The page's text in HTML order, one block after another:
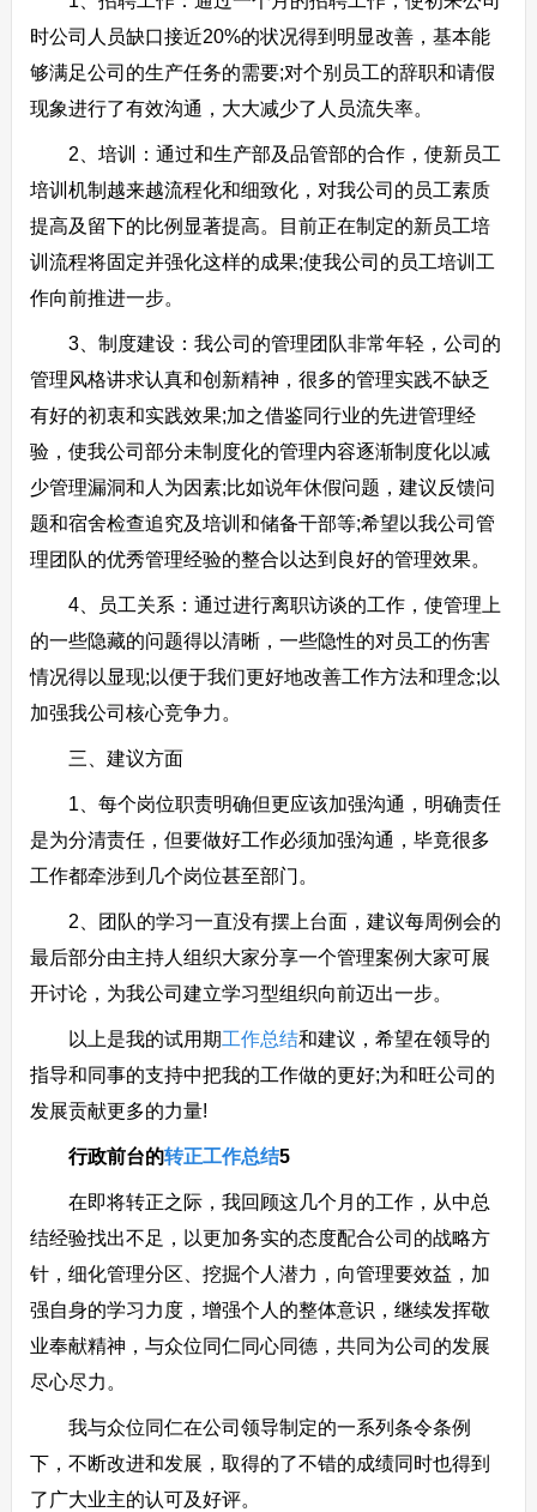
时公司人员缺口接近20%的状况得到明显改善，基本能
够满足公司的生产任务的需要;对个别员工的辞职和请假
现象进行了有效沟通，大大减少了人员流失率。
2、培训：通过和生产部及品管部的合作，使新员工
培训机制越来越流程化和细致化，对我公司的员工素质
提高及留下的比例显著提高。目前正在制定的新员工培
训流程将固定并强化这样的成果;使我公司的员工培训工
作向前推进一步。
3、制度建设：我公司的管理团队非常年轻，公司的
管理风格讲求认真和创新精神，很多的管理实践不缺乏
有好的初衷和实践效果;加之借鉴同行业的先进管理经
验，使我公司部分未制度化的管理内容逐渐制度化以减
少管理漏洞和人为因素;比如说年休假问题，建议反馈问
题和宿舍检查追究及培训和储备干部等;希望以我公司管
理团队的优秀管理经验的整合以达到良好的管理效果。
4、员工关系：通过进行离职访谈的工作，使管理上
的一些隐藏的问题得以清晰，一些隐性的对员工的伤害
情况得以显现;以便于我们更好地改善工作方法和理念;以
加强我公司核心竞争力。
三、建议方面
1、每个岗位职责明确但更应该加强沟通，明确责任
是为分清责任，但要做好工作必须加强沟通，毕竟很多
工作都牵涉到几个岗位甚至部门。
2、团队的学习一直没有摆上台面，建议每周例会的
最后部分由主持人组织大家分享一个管理案例大家可展
开讨论，为我公司建立学习型组织向前迈出一步。
以上是我的试用期工作总结和建议，希望在领导的
指导和同事的支持中把我的工作做的更好;为和旺公司的
发展贡献更多的力量!
行政前台的转正工作总结5
在即将转正之际，我回顾这几个月的工作，从中总
结经验找出不足，以更加务实的态度配合公司的战略方
针，细化管理分区、挖掘个人潜力，向管理要效益，加
强自身的学习力度，增强个人的整体意识，继续发挥敬
业奉献精神，与众位同仁同心同德，共同为公司的发展
尽心尽力。
我与众位同仁在公司领导制定的一系列条令条例
下，不断改进和发展，取得的了不错的成绩同时也得到
了广大业主的认可及好评。